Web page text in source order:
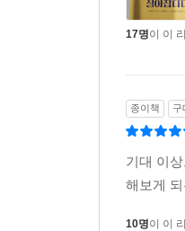
17명이 이
종이책 구
기대 이
해보게
10명이 이